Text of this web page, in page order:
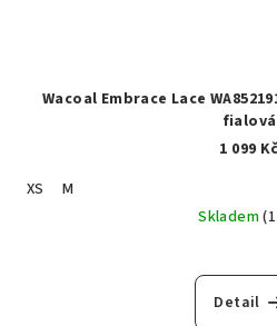
Wacoal Embrace Lace
fialová
1 099 Kč
XS
M
Skladem
Detail